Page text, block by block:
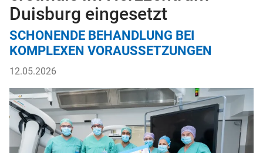
Duisburg eingesetzt
SCHONENDE BEHANDLUNG BEI
KOMPLEXEN VORAUSSETZUNGEN
12.05.2026